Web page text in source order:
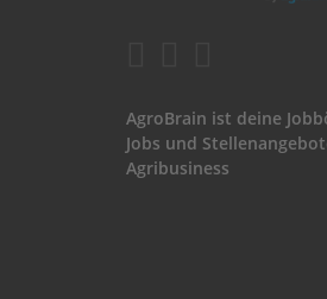
AgroBrain ist deine
Jobs und
Agribusiness